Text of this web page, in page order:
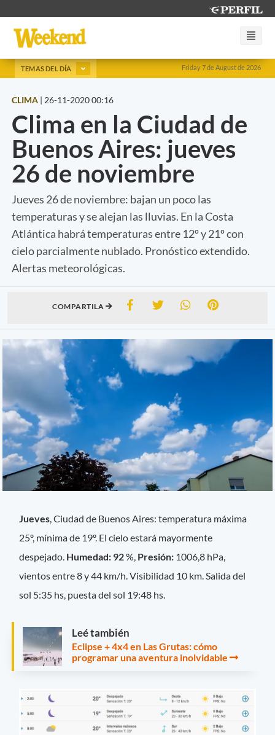
Friday 7 de August de 2026
TEMAS DEL DÍA
CLIMA | 26-11-2020 00:16
Clima en la Ciudad de
Buenos Aires: jueves
26 de noviembre
Jueves 26 de noviembre: bajan un poco las
temperaturas y se alejan las lluvias. En la Costa
Atlántica habrá temperaturas entre 12º y 21º con
cielo parcialmente nublado. Pronóstico extendido.
Alertas meteorológicas.
COMPARTILA
Jueves , Ciudad de Buenos Aires: temperatura máxima
25º, mínima de 19º. El cielo estará mayormente
despejado. Humedad: 92%, Presión: 1006,8 hPa,
vientos entre 8 y 44 km/h. Visibilidad 10 km. Salida del
sol 5:35 hs, puesta del sol 19:48 hs.
Leé también
Eclipse + 4x4 en Las Grutas: cómo
programar una aventura inolvidable